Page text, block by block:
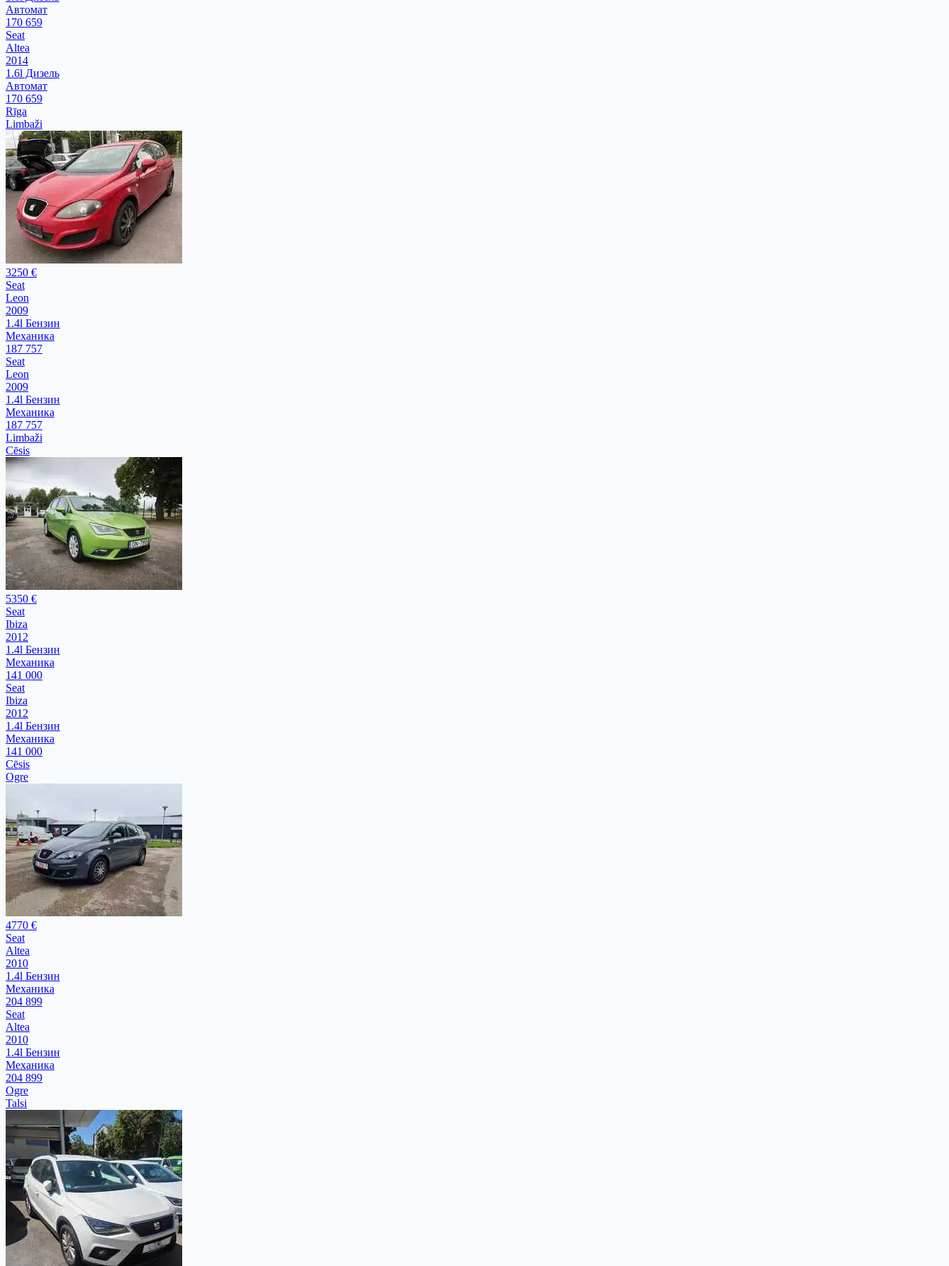
Автомат
170 659
Seat
Altea
2014
1.6l Дизель
Автомат
170 659
Rīga
Limbaži
3250 €
Seat
Leon
2009
1.4l Бензин
Механика
187 757
Seat
Leon
2009
1.4l Бензин
Механика
187 757
Limbaži
Cēsis
5350 €
Seat
Ibiza
2012
1.4l Бензин
Механика
141 000
Seat
Ibiza
2012
1.4l Бензин
Механика
141 000
Cēsis
Ogre
4770 €
Seat
Altea
2010
1.4l Бензин
Механика
204 899
Seat
Altea
2010
1.4l Бензин
Механика
204 899
Ogre
Talsi